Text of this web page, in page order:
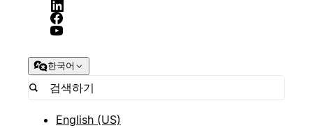
한국어
English (US)